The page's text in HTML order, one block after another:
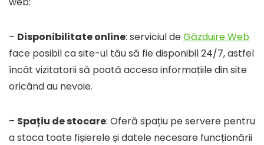
– Disponibilitate online: serviciul deGăzduire Web
face posibil ca site-ul tău să fie disponibil 24/7, astfel
încât vizitatorii să poată accesa informațiile din site
oricând au nevoie.
– Spațiu de stocare: Oferă spațiu pe servere pentru
a stoca toate fișierele și datele necesare funcționării